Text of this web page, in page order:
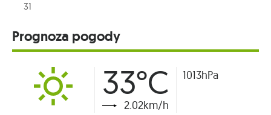
31
Prognoza pogody
33°C
2.02km/h
1013hPa